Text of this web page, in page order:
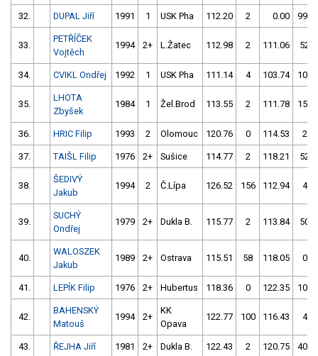
32. DUPAL Jiří 1991 1 USK Pha 112.20 2 0.00 999
33.
PETŘÍČEK
Vojtěch
1994 2+ L.Žatec 112.98 2 111.06 52
34. CVIKL Ondřej 1992 1 USK Pha 111.14 4 103.74 100
35.
LHOTA
Zbyšek
1984 1 Žel.Brod 113.55 2 111.78 150
36. HRIC Filip 1993 2 Olomouc 120.76 0 114.53 2
37. TAIŠL Filip 1976 2+ Sušice 114.77 2 118.21 52
38.
ŠEDIVÝ
Jakub
1994 2 Č.Lípa 126.52 156 112.94 4
39.
SUCHÝ
Ondřej
1979 2+ Dukla B. 115.77 2 113.84 50
40.
WALOSZEK
Jakub
1989 2+ Ostrava 115.51 58 118.05 0
41. LEPÍK Filip 1976 2+ Hubertus 118.36 0 122.35 104
42.
BAHENSKÝ
Matouš
1994 2+
KK
Opava
122.77 100 116.43 4
43. ŘEJHA Jiří 1981 2+ Dukla B. 122.43 2 120.75 402